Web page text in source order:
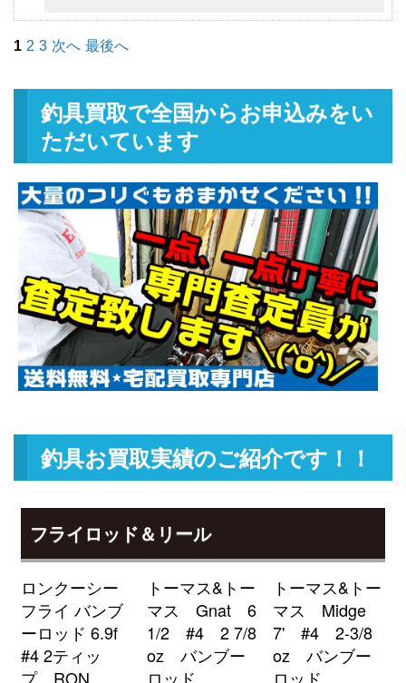
turi20260505
ダイワ ベイトリール TDジリオン
使用
釣具買取クーポンg-
turi20260506（2026/05/31迄）
TW HD 1520SHL 左 未使用
釣具買取クーポンg-
turi20260507（2026/05/31迄）
2026/05/02
ダイワ ベイトリール ジリオン
TW HD 1520XHL 未使用
釣具買取クーポンg-
turi20260508（2026/05/31迄）
25,500円
2026/05/02
ダイワ ベイトリール ジリオン リ
ミテッド 6.3L Jドリーム 左 未使
turi20260509（2026/05/31迄）
22,500円
2026/05/02
ダイワ ベイトリール 22 ジリオン
turi20260510 （2026/05/31迄）
18,000円
ローランス HOOK REVEAL-9TS
フックリビール-9 日本語モデル
魚探 未使用
釣具買取クーポンturi20260404-
01 （2026/04/30迄）
51,000円
2026/04/04
1 2 3 次へ 最後へ
釣具買取で全国からお申込みをい
ただいています
釣具お買取実績のご紹介です！！
フライロッド＆リール
ロンクーシー
フライ バンブ
ーロッド 6.9f
#4 2ティッ
プ RON
トーマス&トー
マス Gnat 6
1/2 #4 2 7/8
oz バンブー
ロッド
トーマス&トー
マス Midge
7' #4 2-3/8
oz バンブー
ロッド